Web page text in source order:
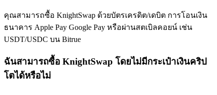
รับรางวัลและสิทธิพิเศษสุดพิเศษ
ศูนย์รางวัล
เข้าสู่ระบบ ลงชื่อ
คุณสามารถซื้อ KnightSwap ด้วยบัตรเครดิต/เดบิต การโอนเงิน
ธนาคาร Apple Pay Google Pay หรือผ่านสตเบิลคอยน์ เช่น
USDT/USDC บน Bitrue
ฉันสามารถซื้อ KnightSwap โดยไม่มีกระเป๋าเงินคริป
โตได้หรือไม่